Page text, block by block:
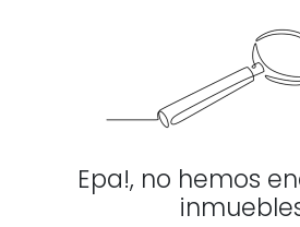
Epa!, no hemos